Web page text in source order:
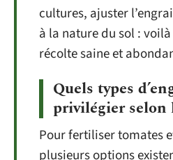
cultures, ajuster
à la nature du sol :
récolte saine et
Quels types
privilégier selon
Pour fertiliser tomates
plusieurs options